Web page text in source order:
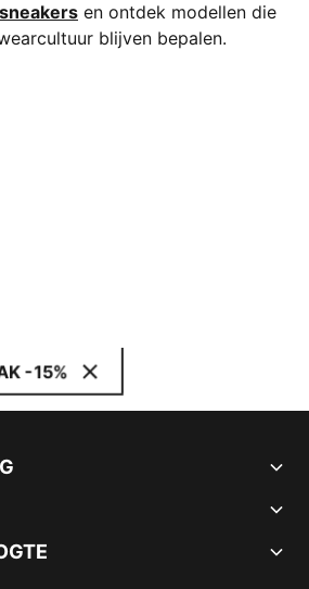
sneakers en ontdek modellen die
blijven bepalen.
-15%